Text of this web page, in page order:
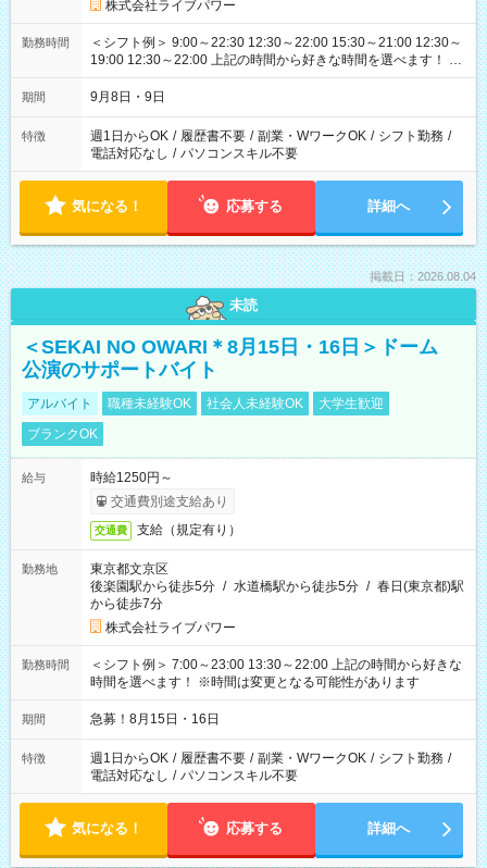
株式会社ライブパワー
勤務時間
＜シフト例＞ 9:00～22:30 12:30～22:00 15:30～21:00 12:30～
19:00 12:30～22:00 上記の時間から好きな時間を選べます！ ※
時間は変更となる可能性があります
期間 9月8日・9日
特徴 週1日からOK / 履歴書不要 / 副業・WワークOK / シフト勤務 /
電話対応なし / パソコンスキル不要
気になる！ 応募する 詳細へ
掲載日：2026.08.04
未読
＜SEKAI NO OWARI＊8月15日・16日＞ドーム
公演のサポートバイト
アルバイト 職種未経験OK 社会人未経験OK
大学生歓迎
ブランクOK
給与
時給1250円～
交通費別途支給あり
交通費 支給（規定有り）
勤務地
東京都文京区
後楽園駅から徒歩5分 / 水道橋駅から徒歩5分 / 春日(東京都)駅
から徒歩7分
株式会社ライブパワー
勤務時間
＜シフト例＞ 7:00～23:00 13:30～22:00 上記の時間から好きな
時間を選べます！ ※時間は変更となる可能性があります
期間 急募！8月15日・16日
特徴 週1日からOK / 履歴書不要 / 副業・WワークOK / シフト勤務 /
電話対応なし / パソコンスキル不要
気になる！ 応募する 詳細へ